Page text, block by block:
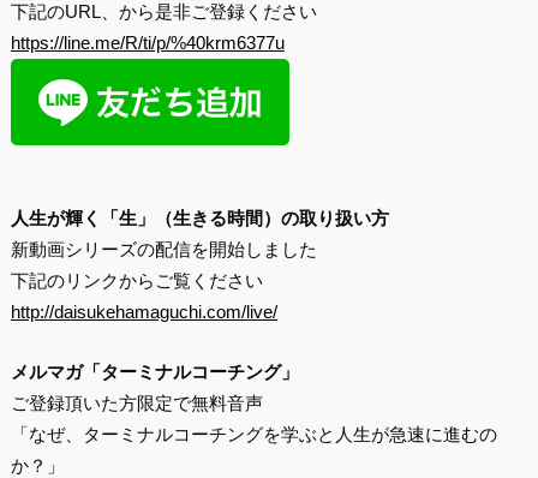
下記のURL、から是非ご登録ください
https://line.me/R/ti/p/%40krm6377u
人生が輝く「生」（生きる時間）の取り扱い方
新動画シリーズの配信を開始しました
下記のリンクからご覧ください
http://daisukehamaguchi.com/live/
メルマガ「ターミナルコーチング」
ご登録頂いた方限定で無料音声
「なぜ、ターミナルコーチングを学ぶと人生が急速に進むの
か？」